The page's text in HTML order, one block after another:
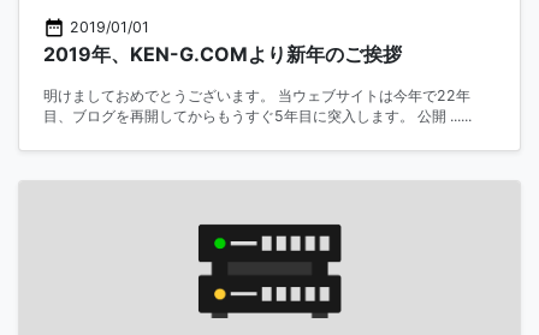
2019/01/01
2019年、KEN-G.COMより新年のご挨拶
明けましておめでとうございます。 当ウェブサイトは今年で22年
目、ブログを再開してからもうすぐ5年目に突入します。 公開 ......